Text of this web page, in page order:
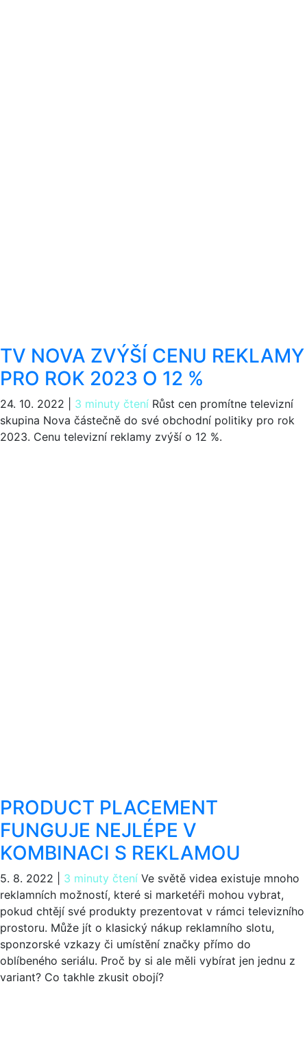
TV NOVA ZVÝŠÍ CENU REKLAMY
PRO ROK 2023 O 12 %
24. 10. 2022 3 minuty čtení Růst cen promítne televizní
skupina Nova částečně do své obchodní politiky pro rok
2023. Cenu televizní reklamy zvýší o 12 %.
PRODUCT PLACEMENT
FUNGUJE NEJLÉPE V
KOMBINACI S REKLAMOU
5. 8. 2022 3 minuty čtení Ve světě videa existuje mnoho
reklamních možností, které si marketéři mohou vybrat,
pokud chtějí své produkty prezentovat v rámci televizního
prostoru. Může jít o klasický nákup reklamního slotu,
sponzorské vzkazy či umístění značky přímo do
oblíbeného seriálu. Proč by si ale měli vybírat jen jednu z
variant? Co takhle zkusit obojí?